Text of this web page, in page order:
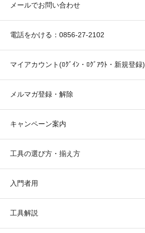
メールでお問い合わせ
電話をかける：0856-27-2102
マイアカウント(ﾛｸﾞｲﾝ・ﾛｸﾞｱｳﾄ・新規登録)
メルマガ登録・解除
キャンペーン案内
工具の選び方・揃え方
入門者用
工具解説